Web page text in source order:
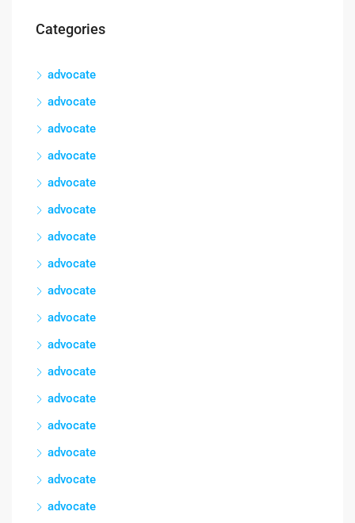
Categories
advocate
advocate
advocate
advocate
advocate
advocate
advocate
advocate
advocate
advocate
advocate
advocate
advocate
advocate
advocate
advocate
advocate